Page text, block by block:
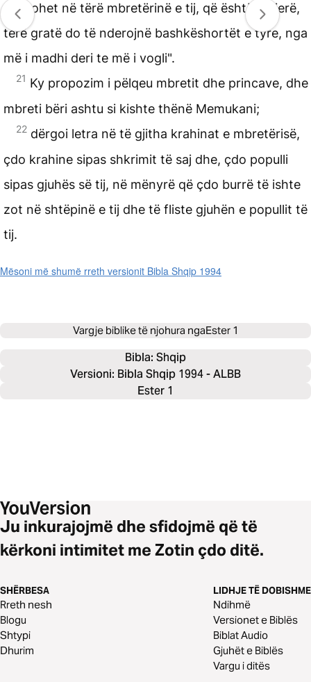
njoftohet në tërë mbretërinë e tij, që është e gjerë,
tërë gratë do të nderojnë bashkëshortët e tyre, nga
më i madhi deri te më i vogli".
21 Ky propozim i pëlqeu mbretit dhe princave, dhe
mbreti bëri ashtu si kishte thënë Memukani;
22 dërgoi letra në të gjitha krahinat e mbretërisë,
çdo krahine sipas shkrimit të saj dhe, çdo populli
sipas gjuhës së tij, në mënyrë që çdo burrë të ishte
zot në shtëpinë e tij dhe të fliste gjuhën e popullit të
tij.
Mësoni më shumë rreth versionit Bibla Shqip 1994
Vargje biblike të njohura ngaEster 1
Bibla: Shqip
Versioni: Bibla Shqip 1994 - ALBB
Ester 1
Ju inkurajojmë dhe sfidojmë që të
kërkoni intimitet me Zotin çdo ditë.
SHËRBESA
Rreth nesh
Blogu
Shtypi
Dhurim
LIDHJE TË DOBISHME
Ndihmë
Versionet e Biblës
Biblat Audio
Gjuhët e Biblës
Vargu i ditës